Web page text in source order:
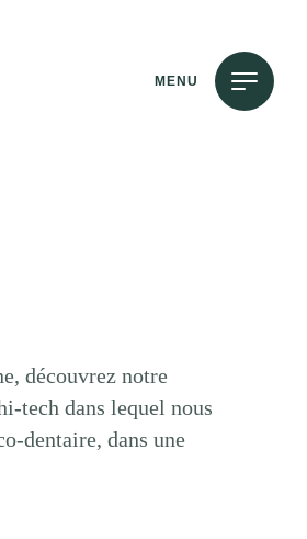
MENU
découvrez notre
tech dans lequel nous
dentaire, dans une